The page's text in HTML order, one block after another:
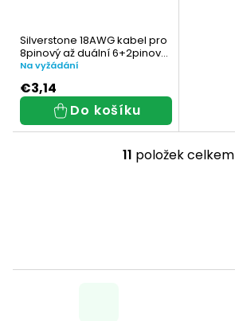
Silverstone 18AWG kabel pro
8pinový až duální 6+2pinový
napájecí zdroj
Na vyžádání
€3,14
Do košíku
O
d
11 položek celkem